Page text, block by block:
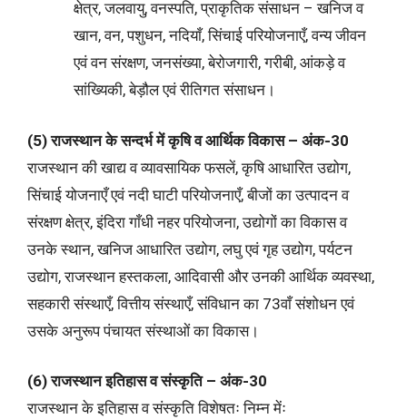
क्षेत्र, जलवायु, वनस्पति, प्राकृतिक संसाधन – खनिज व
खान, वन, पशुधन, नदियाँ, सिंचाई परियोजनाएँ, वन्य जीवन
एवं वन संरक्षण, जनसंख्या, बेरोजगारी, गरीबी, आंकड़े व
सांख्यिकी, बेड़ौल एवं रीतिगत संसाधन।
(5) राजस्थान के सन्दर्भ में कृषि व आर्थिक विकास – अंक-30
राजस्थान की खाद्य व व्यावसायिक फसलें, कृषि आधारित उद्योग,
सिंचाई योजनाएँ एवं नदी घाटी परियोजनाएँ, बीजों का उत्पादन व
संरक्षण क्षेत्र, इंदिरा गाँधी नहर परियोजना, उद्योगों का विकास व
उनके स्थान, खनिज आधारित उद्योग, लघु एवं गृह उद्योग, पर्यटन
उद्योग, राजस्थान हस्तकला, आदिवासी और उनकी आर्थिक व्यवस्था,
सहकारी संस्थाएँ, वित्तीय संस्थाएँ, संविधान का 73वाँ संशोधन एवं
उसके अनुरूप पंचायत संस्थाओं का विकास।
(6) राजस्थान इतिहास व संस्कृति – अंक-30
राजस्थान के इतिहास व संस्कृति विशेषतः निम्न मेंः